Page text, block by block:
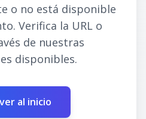
o no está disponible
Verifica la URL o
de nuestras
disponibles.
al inicio